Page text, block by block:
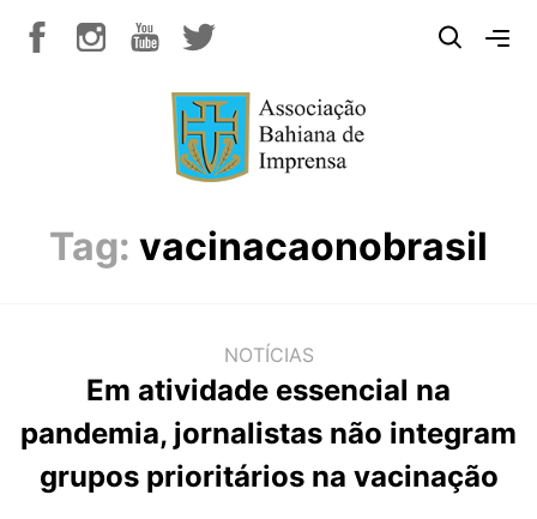
Tag: vacinacaonobrasil
NOTÍCIAS
Em atividade essencial na
pandemia, jornalistas não integram
grupos prioritários na vacinação